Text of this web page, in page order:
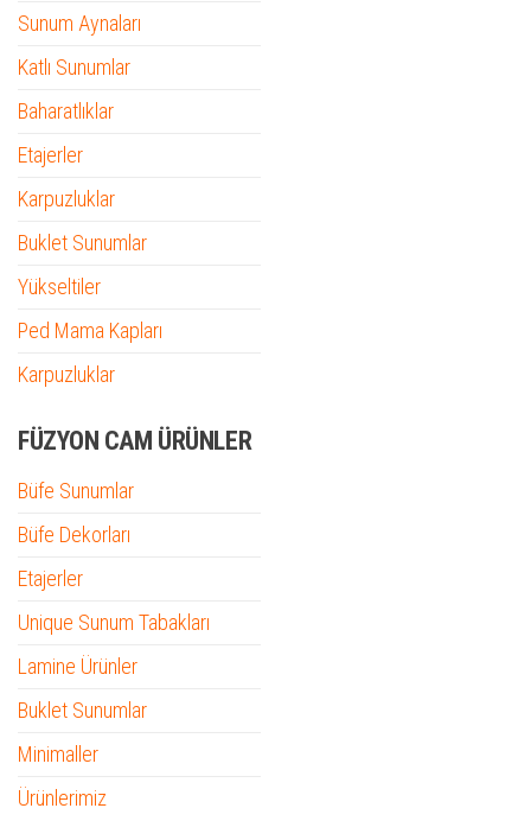
Sunum Aynaları
Katlı Sunumlar
Baharatlıklar
Etajerler
Karpuzluklar
Buklet Sunumlar
Yükseltiler
Ped Mama Kapları
Karpuzluklar
FÜZYON CAM ÜRÜNLER
Büfe Sunumlar
Büfe Dekorları
Etajerler
Unique Sunum Tabakları
Lamine Ürünler
Buklet Sunumlar
Minimaller
Ürünlerimiz